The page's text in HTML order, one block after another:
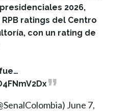
2026,
ratings del Centro
con un rating de
June 7,